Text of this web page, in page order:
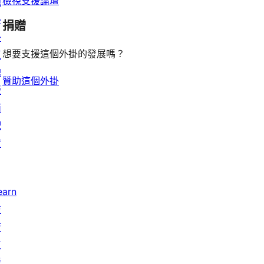
捐贈
想要支援這個外掛的發展嗎？
贊助這個外掛